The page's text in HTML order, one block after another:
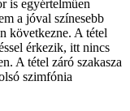
is egyértelműen
a jóval színesebb
következne. A tétel
érkezik, itt nincs
A tétel záró szakasza
szimfónia